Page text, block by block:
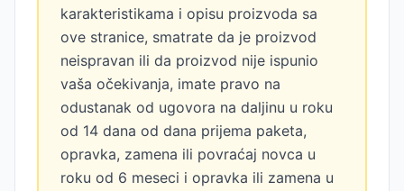
karakteristikama i opisu proizvoda sa
ove stranice, smatrate da je proizvod
neispravan ili da proizvod nije ispunio
vaša očekivanja, imate pravo na
odustanak od ugovora na daljinu u roku
od 14 dana od dana prijema paketa,
opravka, zamena ili povraćaj novca u
roku od 6 meseci i opravka ili zamena u